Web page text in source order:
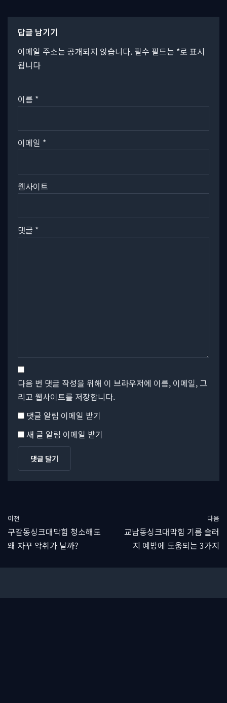
답글 남기기
이메일 주소는 공개되지 않습니다. 필수 필드는 *로 표시
됩니다
이름 *
이메일 *
웹사이트
댓글 *
다음 번 댓글 작성을 위해 이 브라우저에 이름, 이메일, 그
리고 웹사이트를 저장합니다.
댓글 알림 이메일 받기
새 글 알림 이메일 받기
이전
구갈동싱크대막힘 청소해도
왜 자꾸 악취가 날까?
다음
교남동싱크대막힘 기름 슬러
지 예방에 도움되는 3가지